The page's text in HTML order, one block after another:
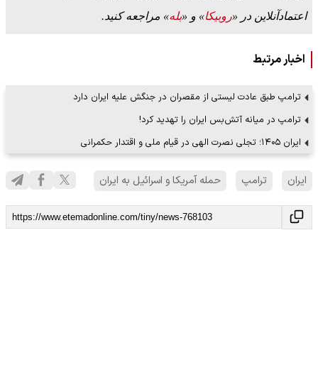
اعتمادآنلاین در «روبیکا» و «بله» مراجعه کنید.
اخبار مرتبط
ترامپ طبق عادت لیستی از مقصران در جنگش علیه ایران دارد
ترامپ در میانه آتش‌بس ایران را تهدید کرد!
ایران ۱۴۰۵؛ تجلی نصرت الهی در قیام ملی و اقتدار حکمرانی
ایران ترامپ حمله آمریکا و اسرائیل به ایران